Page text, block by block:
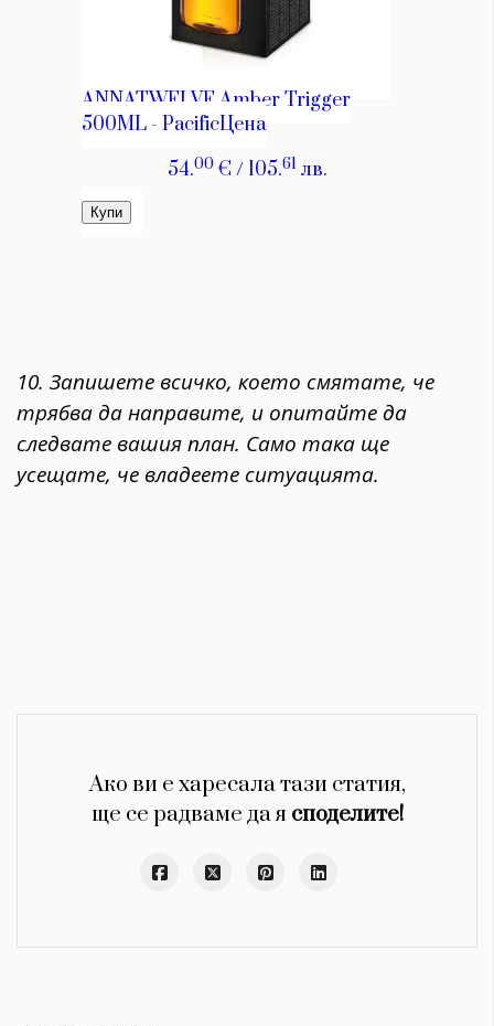
10. Запишете всичко, което смятате, че
трябва да направите, и опитайте да
следвате вашия план. Само така ще
усещате, че владеете ситуацията.
Ако ви е харесала тази статия,
ще се радваме да я споделите!